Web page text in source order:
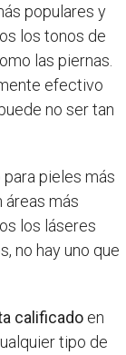
populares y
los tonos de
las piernas.
efectivo
no ser tan
pieles más
áreas más
los láseres
no hay uno que
calificado en
tipo de